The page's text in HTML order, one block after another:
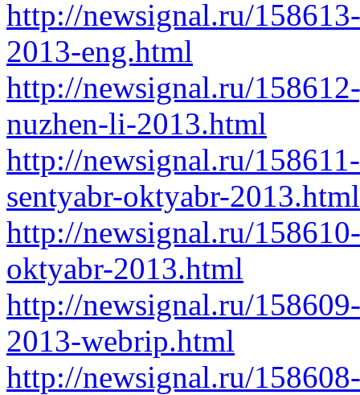
http://newsignal.ru/
2013-eng.html
http://newsignal.ru/
nuzhen-li-2013.html
http://newsignal.ru/
sentyabr-oktyabr-2013.html
http://newsignal.ru/
oktyabr-2013.html
http://newsignal.ru/
2013-webrip.html
http://newsignal.ru/